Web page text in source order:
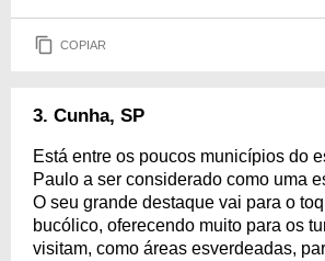
COPIAR
3. Cunha, SP
Está entre os poucos municípios do
Paulo a ser considerado como uma
O seu grande destaque vai para o
bucólico, oferecendo muito para os
visitam, como áreas esverdeadas,